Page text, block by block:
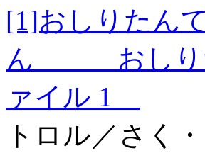
[1]おしりたん
ん おしりた
ァイル 1
トロル／さく